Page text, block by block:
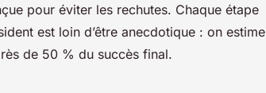
pour éviter les rechutes. Chaque étape
est loin d’être anecdotique : on estime
de 50 % du succès final.